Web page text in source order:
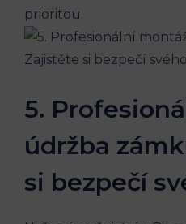
prioritou.
5.
údržba
si bezpečí